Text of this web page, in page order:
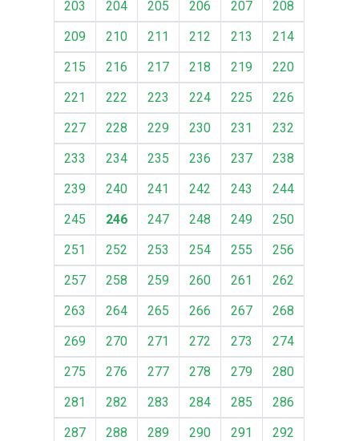
203
204 205 206 207
208
209
210 211 212 213
214
215
216 217 218 219
220
221
222 223 224 225
226
227
228 229 230 231
232
233
234 235 236 237
238
239
240 241 242 243
244
245
246 247 248 249
250
251
252 253 254 255
256
257
258 259 260 261
262
263
264 265 266 267
268
269
270 271 272 273
274
275
276 277 278 279
280
281
282 283 284 285
286
287
288 289 290 291
292